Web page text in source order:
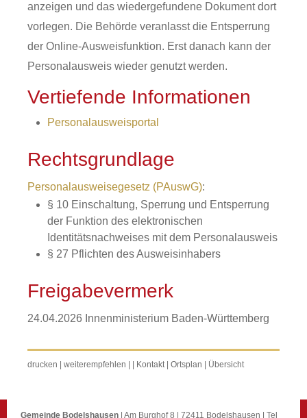
anzeigen und das wiedergefundene Dokument dort
vorlegen. Die Behörde veranlasstdie Entsperrung
der Online-Ausweisfunktion. Erst danach kann der
Personalausweis wieder genutzt werden.
Vertiefende Informationen
Personalausweisportal
Rechtsgrundlage
Personalausweisegesetz (PAuswG):
§ 10 Einschaltung, Sperrung und Entsperrung
der Funktion des elektronischen
Identitätsnachweises mit dem Personalausweis
§ 27 Pflichten des Ausweisinhabers
Freigabevermerk
24.04.2026 Innenministerium Baden-Württemberg
drucken weiterempfehlen Kontakt| Ortsplan Übersicht
Gemeinde Bodelshausen | Am Burghof 8 | 72411 Bodelshausen | Tel